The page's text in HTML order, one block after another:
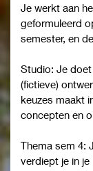
Je werkt aan
geformuleerd
semester, en
Studio: Je
(fictieve)
keuzes maakt
concepten en
Thema sem 4:
verdiept je in